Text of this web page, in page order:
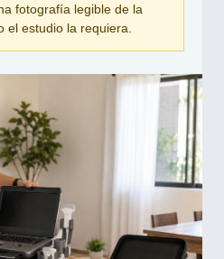
fotografía legible de la
el estudio la requiera.